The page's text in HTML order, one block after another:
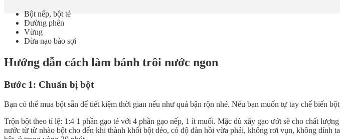
Bột nếp, bột tẻ
Đường phên
Vừng
Dừa nạo bào sợi
Hướng dẫn cách làm bánh trôi nước ngon
Bước 1: Chuẩn bị bột
Bạn có thể mua bột sẵn để tiết kiệm thời gian nếu như quá bận rộn nhé. Nếu bạn muốn tự tay chế biến
Trộn bột theo tỉ lệ: 1:4 1 phần gạo tẻ với 4 phần gạo nếp, 1 ít muối. Mặc dù xây gạo ướt sẽ cho chất
nước từ từ nhào bột cho đến khi thành khối bột dẻo, có độ đàn hồi vừa phải, không rơi vụn, không dính